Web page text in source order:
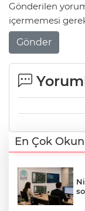
Gönderilen
içermemesi
Gönder
En Çok